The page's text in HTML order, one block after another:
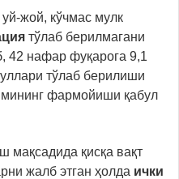
жой, кўчмас мулк
тўлаб берилмагани
42 нафар фуқарога 9,1
тўлаб берилиши
фармойиши қабул
мақсадида қисқа вақт
жалб этган ҳолда ички